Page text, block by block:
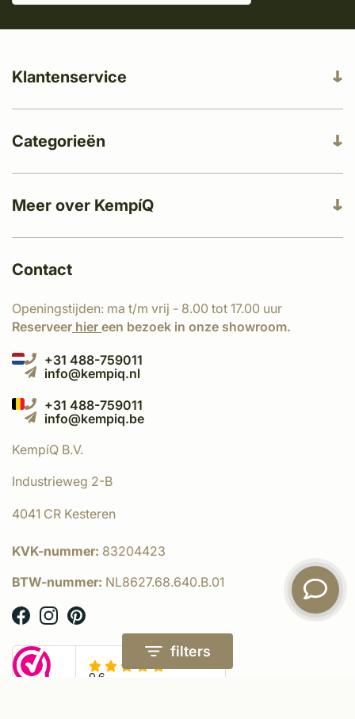
filters
Meer over KempíQ
Klantenservice
Categorieën
Contact
Openingstijden: ma t/m vrij - 8.00 tot 17.00 uur
Reserveer hier een bezoek in onze showroom.
+31 488-759011
info@kempiq.nl
+31 488-759011
info@kempiq.be
KempíQ B.V.
Industrieweg 2-B
4041 CR Kesteren
KVK-nummer: 83204423
BTW-nummer: NL8627.68.640.B.01